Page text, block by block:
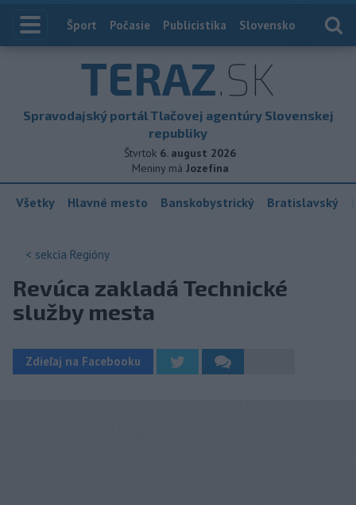
Index
Šport Počasie Publicistika Slovensko
TERAZ.SK
Spravodajský portál Tlačovej agentúry Slovenskej
republiky
Štvrtok 6. august 2026
Meniny má Jozefína
Všetky Hlavné mesto Banskobystrický Bratislavský
< sekcia Regióny
Revúca zakladá Technické
služby mesta
Zdieľaj na Facebooku